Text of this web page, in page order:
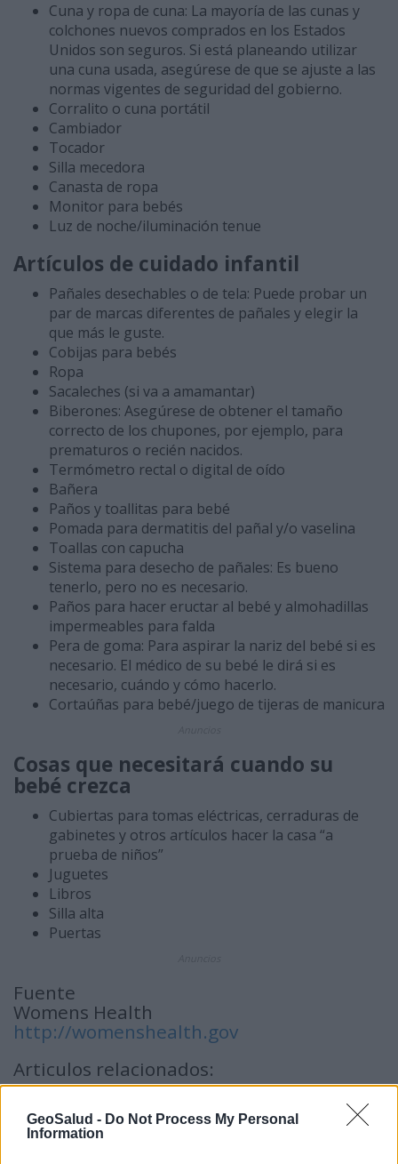
GeoSalud - Do Not Process My Personal
Information
Cuna y ropa de cuna: La mayoría de las cunas y
colchones nuevos comprados en los Estados
Unidos son seguros. Si está planeando utilizar
una cuna usada, asegúrese de que se ajuste a las
normas vigentes de seguridad del gobierno.
Corralito o cuna portátil
Cambiador
Tocador
Silla mecedora
Canasta de ropa
Monitor para bebés
Luz de noche/iluminación tenue
Artículos de cuidado infantil
Pañales desechables o de tela: Puede probar un
par de marcas diferentes de pañales y elegir la
que más le guste.
Cobijas para bebés
Ropa
Sacaleches (si va a amamantar)
Biberones: Asegúrese de obtener el tamaño
correcto de los chupones, por ejemplo, para
prematuros o recién nacidos.
Termómetro rectal o digital de oído
Bañera
Paños y toallitas para bebé
Pomada para dermatitis del pañal y/o vaselina
Toallas con capucha
Sistema para desecho de pañales: Es bueno
tenerlo, pero no es necesario.
Paños para hacer eructar al bebé y almohadillas
impermeables para falda
Pera de goma: Para aspirar la nariz del bebé si es
necesario. El médico de su bebé le dirá si es
necesario, cuándo y cómo hacerlo.
Cortaúñas para bebé/juego de tijeras de manicura
Cosas que necesitará cuando su
bebé crezca
Cubiertas para tomas eléctricas, cerraduras de
gabinetes y otros artículos hacer la casa “a
prueba de niños”
Juguetes
Libros
Silla alta
Puertas
Fuente
Womens Health
http://womenshealth.gov
Articulos relacionados:
Salud antes de la Concepción